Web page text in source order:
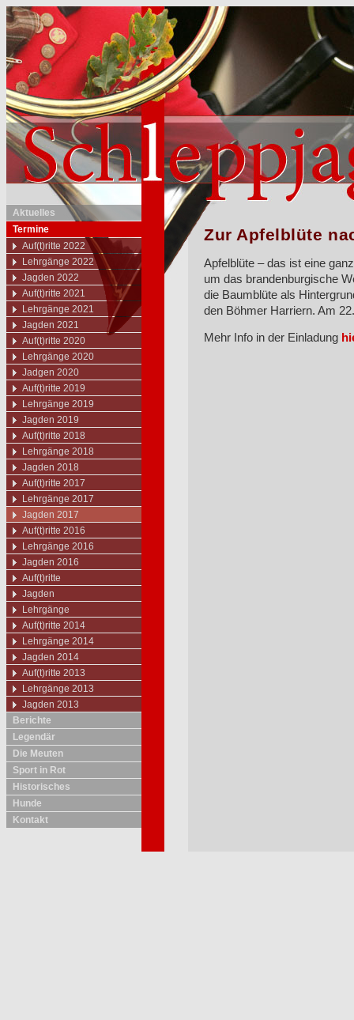
Aktuelles
Termine
Auf(t)ritte 2022
Lehrgänge 2022
Jagden 2022
Auf(t)ritte 2021
Lehrgänge 2021
Jagden 2021
Auf(t)ritte 2020
Lehrgänge 2020
Jadgen 2020
Auf(t)ritte 2019
Lehrgänge 2019
Jagden 2019
Auf(t)ritte 2018
Lehrgänge 2018
Jagden 2018
Auf(t)ritte 2017
Lehrgänge 2017
Jagden 2017
Auf(t)ritte 2016
Lehrgänge 2016
Jagden 2016
Auf(t)ritte
Jagden
Lehrgänge
Auf(t)ritte 2014
Lehrgänge 2014
Jagden 2014
Auf(t)ritte 2013
Lehrgänge 2013
Jagden 2013
Berichte
Legendär
Die Meuten
Sport in Rot
Historisches
Hunde
Kontakt
Zur Apfelblüte
Apfelblüte – das ist eine
um das brandenburgische
die Baumblüte als
den Böhmer Harriern. Am
Mehr Info in der Einladung